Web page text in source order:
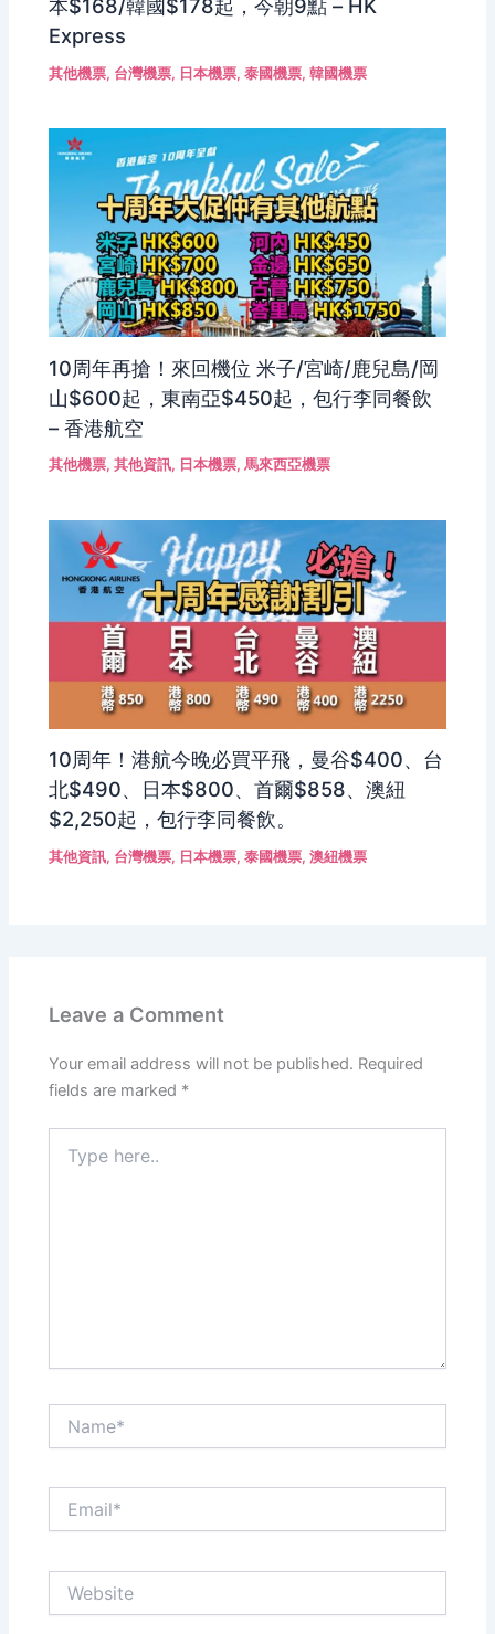
本$168/韓國$178起，今朝9點 – HK
Express
其他機票, 台灣機票, 日本機票,泰國機票,韓國機票
10周年再搶！來回機位 米子/宮崎/鹿兒島/岡
山$600起，東南亞$450起，包行李同餐飲
– 香港航空
其他機票,其他資訊, 日本機票,馬來西亞機票
10周年！港航今晚必買平飛，曼谷$400、台
北$490、日本$800、首爾$858、澳紐
$2,250起，包行李同餐飲。
其他資訊, 台灣機票, 日本機票,泰國機票,澳紐機票
Leave a Comment
Your email address will not be published. Required
fields are marked *
here..